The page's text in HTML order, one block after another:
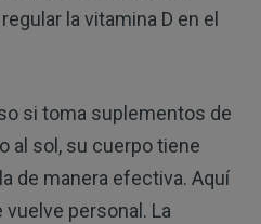
la vitamina D en el
si toma suplementos de
al sol, su cuerpo tiene
de manera efectiva. Aquí
personal. La